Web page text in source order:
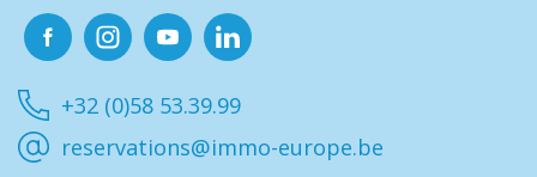
+32 (0)58 53.39.99
reservations@immo-europe.be